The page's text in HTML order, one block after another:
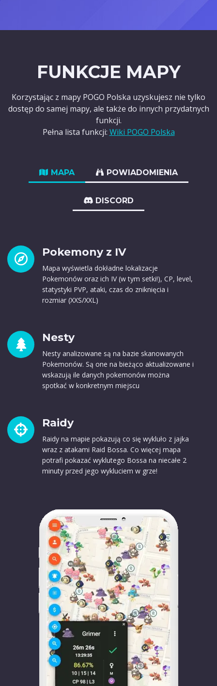
FUNKCJE MAPY
Korzystając z mapy POGO Polska uzyskujesz nie tylko
dostęp do samej mapy, ale także do innych przydatnych
funkcji.
Pełna lista funkcji: Wiki POGO Polska
MAPA POWIADOMIENIA
DISCORD
Pokemony z IV
Mapa wyświetla dokładne lokalizacje
Pokemonów oraz ich IV (w tym setki!), CP, level,
statystyki PVP, ataki, czas do zniknięcia i
rozmiar (XXS/XXL)
Nesty
Nesty analizowane są na bazie skanowanych
Pokemonów. Są one na bieżąco aktualizowane i
wskazują ile danych pokemonów można
spotkać w konkretnym miejscu
Raidy
Raidy na mapie pokazują co się wykluło z jajka
wraz z atakami Raid Bossa. Co więcej mapa
potrafi pokazać wyklutego Bossa na niecałe 2
minuty przed jego wykluciem w grze!